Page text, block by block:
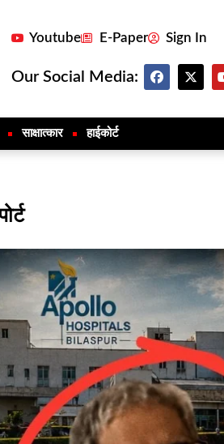
Youtube E-Paper Sign In
Our Social Media:
साक्षात्कार हाईकोर्ट